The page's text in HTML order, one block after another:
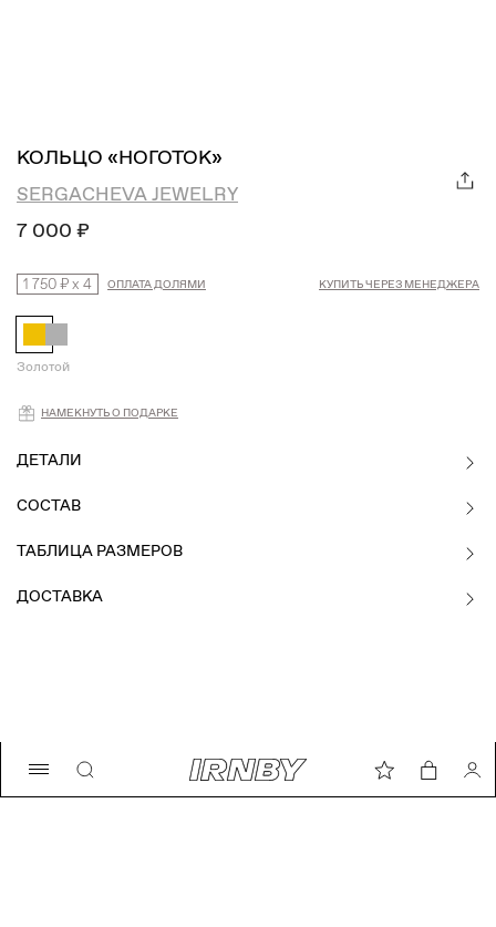
КОЛЬЦО «НОГОТОК»
SERGACHEVA JEWELRY
7 000 ₽
1 750 ₽x 4 ОПЛАТА ДОЛЯМИ КУПИТЬ ЧЕРЕЗ МЕНЕДЖЕРА
Золотой
Намекнуть о подарке
НАМЕКНУТЬ О ПОДАРКЕ
ДЕТАЛИ
СОСТАВ
ТАБЛИЦА РАЗМЕРОВ
ДОСТАВКА